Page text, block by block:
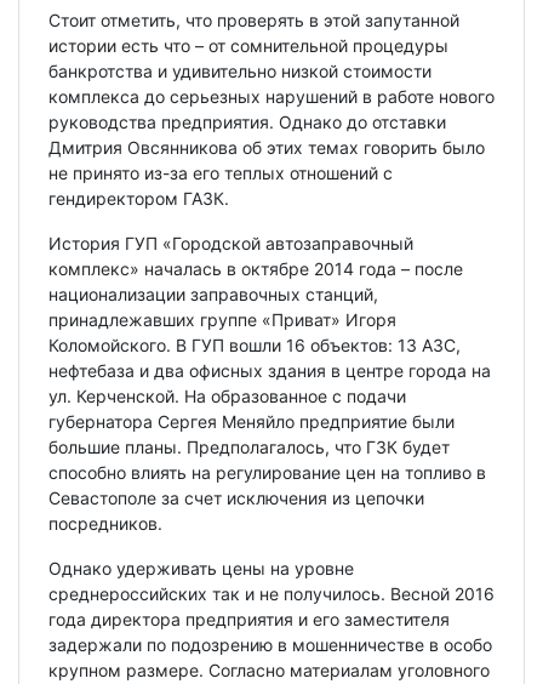
Стоит отметить, что проверять в этой запутанной
истории есть что – от сомнительной процедуры
банкротства и удивительно низкой стоимости
комплекса до серьезных нарушений в работе нового
руководства предприятия. Однако до отставки
Дмитрия Овсянникова об этих темах говорить было
не принято из-за его теплых отношений с
гендиректором ГАЗК.
История ГУП «Городской автозаправочный
комплекс» началась в октябре 2014 года – после
национализации заправочных станций,
принадлежавших группе «Приват» Игоря
Коломойского. В ГУП вошли 16 объектов: 13 АЗС,
нефтебаза и два офисных здания в центре города на
ул. Керченской. На образованное с подачи
губернатора Сергея Меняйло предприятие были
большие планы. Предполагалось, что ГЗК будет
способно влиять на регулирование цен на топливо в
Севастополе за счет исключения из цепочки
посредников.
Однако удерживать цены на уровне
среднероссийских так и не получилось. Весной 2016
года директора предприятия и его заместителя
задержали по подозрению в мошенничестве в особо
крупном размере. Согласно материалам уголовного